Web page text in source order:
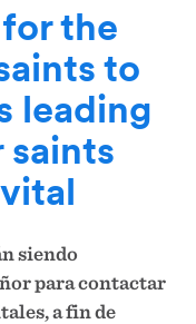
the
to
leading
siendo
para contactar
a fin de